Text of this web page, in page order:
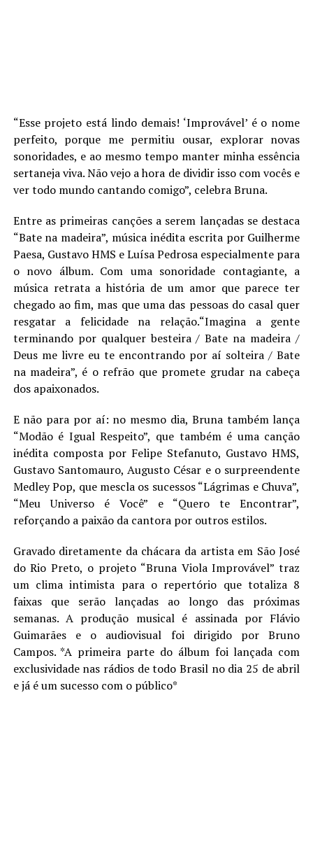
“Esse projeto está lindo demais! ‘Improvável’ é o nome
perfeito, porque me permitiu ousar, explorar novas
sonoridades, e ao mesmo tempo manter minha essência
sertaneja viva. Não vejo a hora de dividir isso com vocês e
ver todo mundo cantando comigo”, celebra Bruna.
Entre as primeiras canções a serem lançadas se destaca
“Bate na madeira”, música inédita escrita por Guilherme
Paesa, Gustavo HMS e Luísa Pedrosa especialmente para
o novo álbum. Com uma sonoridade contagiante, a
música retrata a história de um amor que parece ter
chegado ao fim, mas que uma das pessoas do casal quer
resgatar a felicidade na relação.“Imagina a gente
terminando por qualquer besteira / Bate na madeira /
Deus me livre eu te encontrando por aí solteira / Bate
na madeira”, é o refrão que promete grudar na cabeça
dos apaixonados.
E não para por aí: no mesmo dia, Bruna também lança
“Modão é Igual Respeito”, que também é uma canção
inédita composta por Felipe Stefanuto, Gustavo HMS,
Gustavo Santomauro, Augusto César e o surpreendente
Medley Pop, que mescla os sucessos “Lágrimas e Chuva”,
“Meu Universo é Você” e “Quero te Encontrar”,
reforçando a paixão da cantora por outros estilos.
Gravado diretamente da chácara da artista em São José
do Rio Preto, o projeto “Bruna Viola Improvável” traz
um clima intimista para o repertório que totaliza 8
faixas que serão lançadas ao longo das próximas
semanas. A produção musical é assinada por Flávio
Guimarães e o audiovisual foi dirigido por Bruno
Campos. *A primeira parte do álbum foi lançada com
exclusividade nas rádios de todo Brasil no dia 25 de abril
e já é um sucesso com o público*